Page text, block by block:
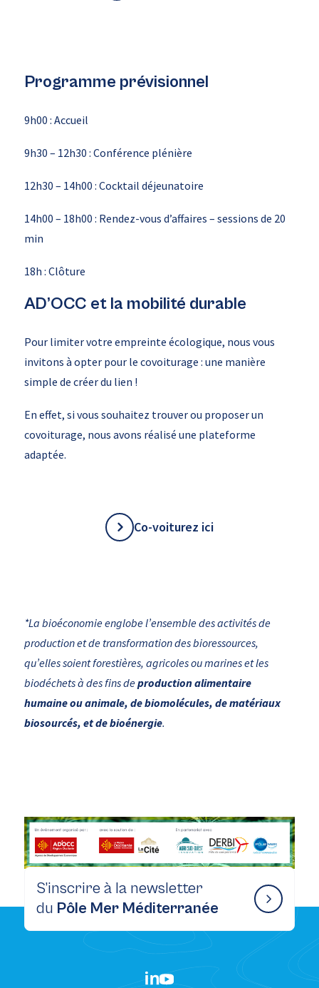
Programme prévisionnel
9h00 : Accueil
9h30 – 12h30 : Conférence plénière
12h30 – 14h00 : Cocktail déjeunatoire
14h00 – 18h00 : Rendez-vous d’affaires – sessions de 20
min
18h : Clôture
AD’OCC et la mobilité durable
Pour limiter votre empreinte écologique, nous vous
invitons à opter pour le covoiturage : une manière
simple de créer du lien !
En effet, si vous souhaitez trouver ou proposer un
covoiturage, nous avons réalisé une plateforme
adaptée.
Co-voiturez ici
*La bioéconomie englobe l’ensemble des activités de
production et de transformation des bioressources,
qu’elles soient forestières, agricoles ou marines et les
biodéchets à des fins deproduction alimentaire
humaine ou animale, de biomolécules, de matériaux
biosourcés, et de bioénergie.
S’inscrire à la newsletter
du Pôle Mer Méditerranée